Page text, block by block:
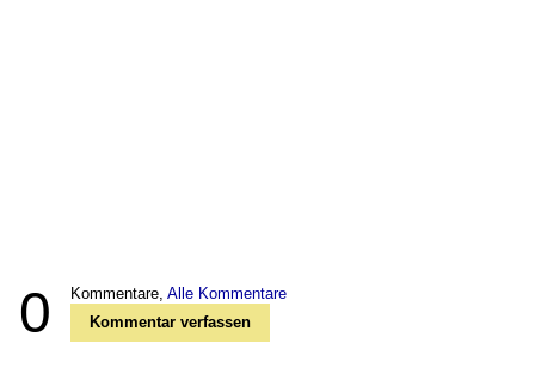
0 Kommentare, Alle Kommentare
Kommentar verfassen